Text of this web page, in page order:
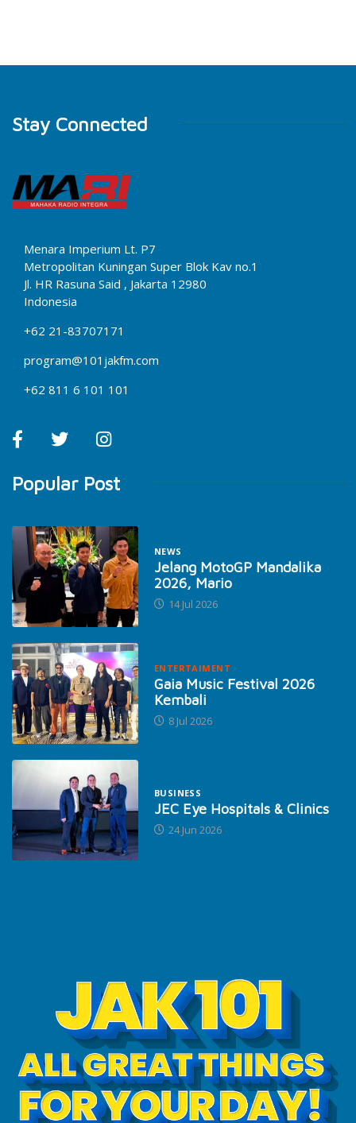
Stay Connected
Menara Imperium Lt. P7
Metropolitan Kuningan Super Blok Kav no.1
Jl. HR Rasuna Said , Jakarta 12980
Indonesia
+62 21-83707171
program@101jakfm.com
+62 811 6 101 101
Popular Post
NEWS
Jelang MotoGP Mandalika
2026, Mario
14 Jul 2026
ENTERTAIMENT
Gaia Music Festival 2026
Kembali
8 Jul 2026
BUSINESS
JEC Eye Hospitals & Clinics
24 Jun 2026